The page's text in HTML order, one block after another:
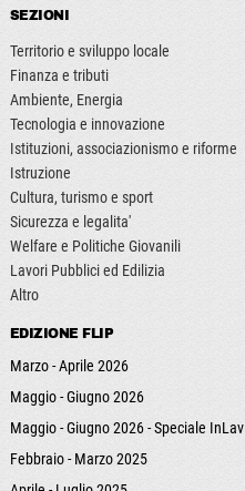
SEZIONI
Territorio e sviluppo locale
Finanza e tributi
Ambiente, Energia
Tecnologia e innovazione
Istituzioni, associazionismo e riforme
Istruzione
Cultura, turismo e sport
Sicurezza e legalita'
Welfare e Politiche Giovanili
Lavori Pubblici ed Edilizia
Altro
EDIZIONE FLIP
Marzo - Aprile 2026
Maggio - Giugno 2026
Maggio - Giugno 2026 - Speciale InLav
Febbraio - Marzo 2025